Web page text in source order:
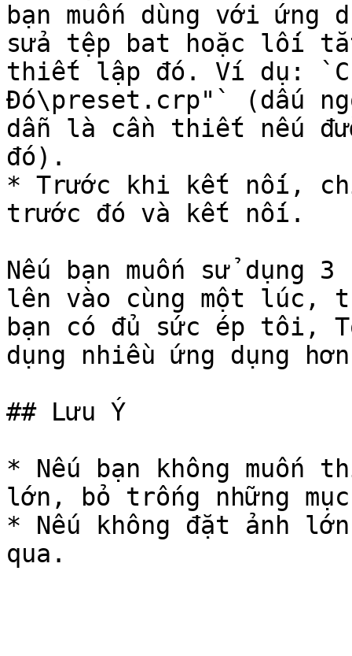
bạn muốn dùng với ứng
sửa tệp bat hoặc lối tắt
thiết lập đó. Ví dụ:
Đó\preset.crp"` (dấu
dẫn là cần thiết nếu
đó).
* Trước khi kết nối,
trước đó và kết nối.
Nếu bạn muốn sử dụng
lên vào cùng một lúc,
bạn có đủ sức ép tôi,
dụng nhiều ứng dụng
## Lưu Ý
* Nếu bạn không muốn
lớn, bỏ trống những
* Nếu không đặt ảnh